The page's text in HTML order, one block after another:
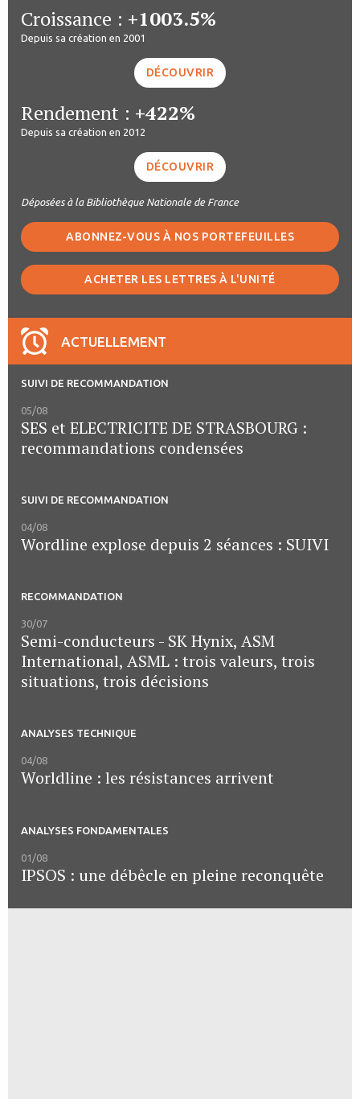
Croissance : +1003.5%
Depuis sa création en 2001
DÉCOUVRIR
Rendement : +422%
Depuis sa création en 2012
DÉCOUVRIR
Déposées à la Bibliothèque Nationale de France
ABONNEZ-VOUS À NOS PORTEFEUILLES
ACHETER LES LETTRES À L'UNITÉ
ACTUELLEMENT
SUIVI DE RECOMMANDATION
05/08
SES et ELECTRICITE DE STRASBOURG :
recommandations condensées
SUIVI DE RECOMMANDATION
04/08
Wordline explose depuis 2 séances : SUIVI
RECOMMANDATION
30/07
Semi-conducteurs - SK Hynix, ASM
International, ASML : trois valeurs, trois
situations, trois décisions
ANALYSES TECHNIQUE
04/08
Worldline : les résistances arrivent
ANALYSES FONDAMENTALES
01/08
IPSOS : une débêcle en pleine reconquête